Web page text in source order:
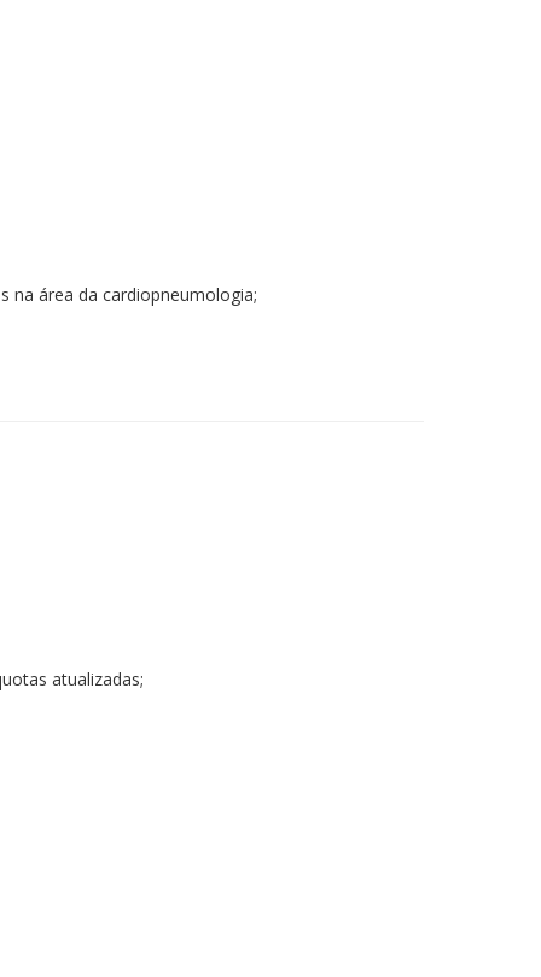
na área da cardiopneumologia;
atualizadas;